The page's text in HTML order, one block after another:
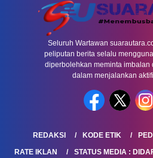
Seluruh Wartawan
peliputan berita selalu
diperbolehkan meminta imbalan
dalam menjalankan
REDAKSI KODE ETIK
RATE IKLAN
STATUS MEDIA :